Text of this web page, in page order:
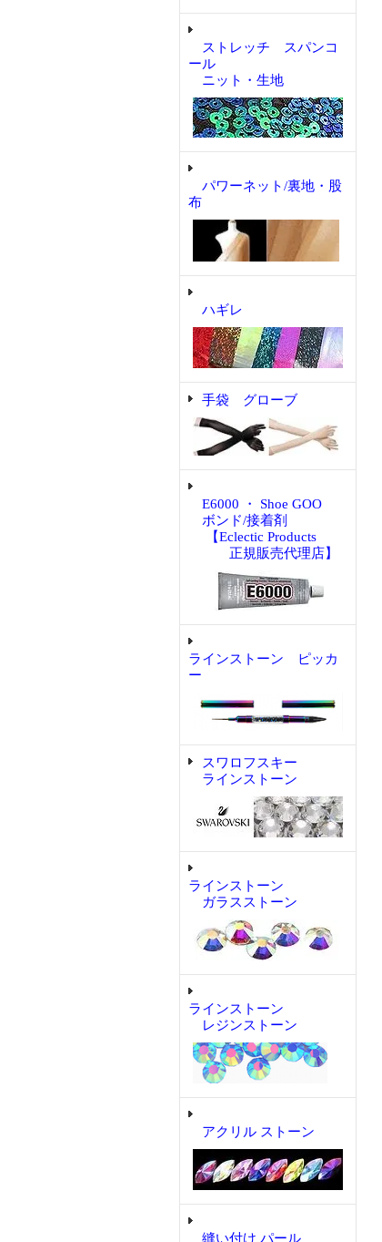
ストレッチ スパンコ
ール
ニット・生地
パワーネット/裏地・股
布
ハギレ
手袋 グローブ
E6000 ・ Shoe GOO
ボンド/接着剤
【Eclectic Products
正規販売代理店】
ラインストーン ピッカ
ー
スワロフスキー
ラインストーン
ラインストーン
ガラスストーン
ラインストーン
レジンストーン
アクリル ストーン
縫い付け パール